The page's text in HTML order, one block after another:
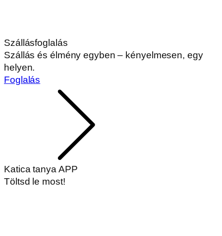
Szállásfoglalás
Szállás és élmény egyben – kényelmesen, egy
helyen.
Foglalás
Katica tanya APP
Töltsd le most!